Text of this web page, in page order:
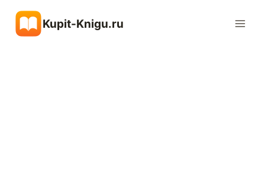
содержимому
Kupit-Knigu.ru